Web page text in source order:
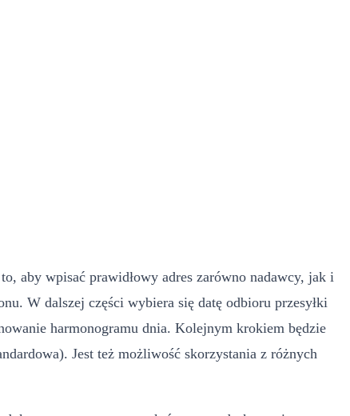
aby wpisać prawidłowy adres zarówno nadawcy, jak i
W dalszej części wybiera się datę odbioru przesyłki
harmonogramu dnia. Kolejnym krokiem będzie
Jest też możliwość skorzystania z różnych